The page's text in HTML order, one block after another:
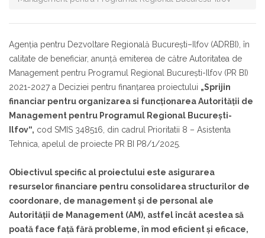
Agenția pentru Dezvoltare Regională București–Ilfov (ADRBI), în
calitate de beneficiar, anunță emiterea de către Autoritatea de
Management pentru Programul Regional București-Ilfov (PR BI)
2021-2027 a Deciziei pentru finanțarea proiectului „Sprijin
financiar pentru organizarea si funcționarea Autorității de
Management pentru Programul Regional București-
Ilfov“, cod SMIS 348516, din cadrul Prioritatii 8 – Asistenta
Tehnica, apelul de proiecte PR BI P8/1/2025.
Obiectivul specific al proiectului este asigurarea
resurselor financiare pentru consolidarea structurilor de
coordonare, de management și de personal ale
Autorității de Management (AM), astfel încât acestea să
poată face față fără probleme, în mod eficient și eficace,